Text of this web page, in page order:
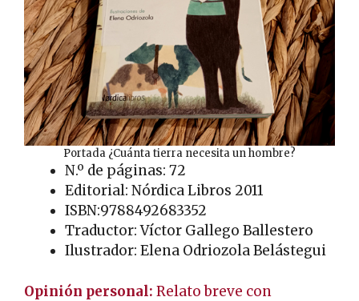
Portada ¿Cuánta tierra necesita un hombre?
N.º de páginas: 72
Editorial: Nórdica Libros 2011
ISBN:9788492683352
Traductor: Víctor Gallego Ballestero
Ilustrador: Elena Odriozola Belástegui
Opinión personal: Relato breve con